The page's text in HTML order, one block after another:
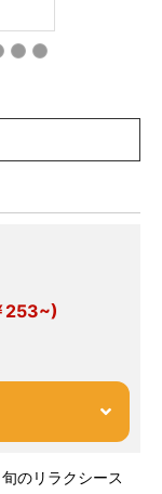
253~)
のリラクシース